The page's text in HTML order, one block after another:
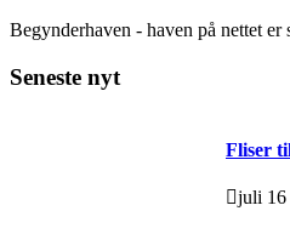
Begynderhaven - haven på nettet
Seneste nyt
Fliser
juli 16